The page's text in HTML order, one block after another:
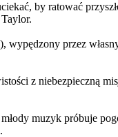
by ratować
wypędzony przez
z niebezpieczną
muzyk próbuje